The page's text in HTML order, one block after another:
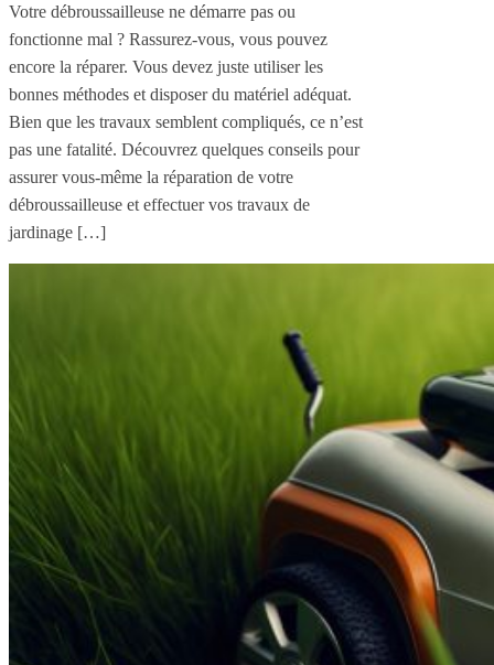
Votre débroussailleuse ne démarre pas ou
fonctionne mal ? Rassurez-vous, vous pouvez
encore la réparer. Vous devez juste utiliser les
bonnes méthodes et disposer du matériel adéquat.
Bien que les travaux semblent compliqués, ce n’est
pas une fatalité. Découvrez quelques conseils pour
assurer vous-même la réparation de votre
débroussailleuse et effectuer vos travaux de
jardinage […]